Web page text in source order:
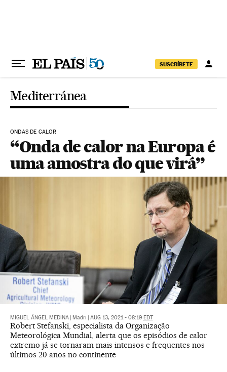
SUSCRÍBETE
Mediterránea
ONDAS DE CALOR
“Onda de calor na Europa é
uma amostra do que virá”
MIGUEL ÁNGEL MEDINA Madri AUG 13, 2021 - 08:19 EDT
Robert Stefanski, especialista da Organização
Meteorológica Mundial, alerta que os episódios de calor
extremo já se tornaram mais intensos e frequentes nos
últimos 20 anos no continente